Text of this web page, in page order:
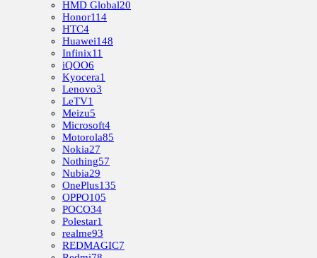
HMD Global20
Honor114
HTC4
Huawei148
Infinix11
iQOO6
Kyocera1
Lenovo3
LeTV1
Meizu5
Microsoft4
Motorola85
Nokia27
Nothing57
Nubia29
OnePlus135
OPPO105
POCO34
Polestar1
realme93
REDMAGIC7